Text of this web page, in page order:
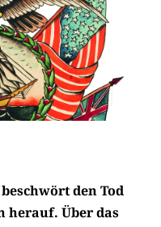
den Tod
herauf. Über das